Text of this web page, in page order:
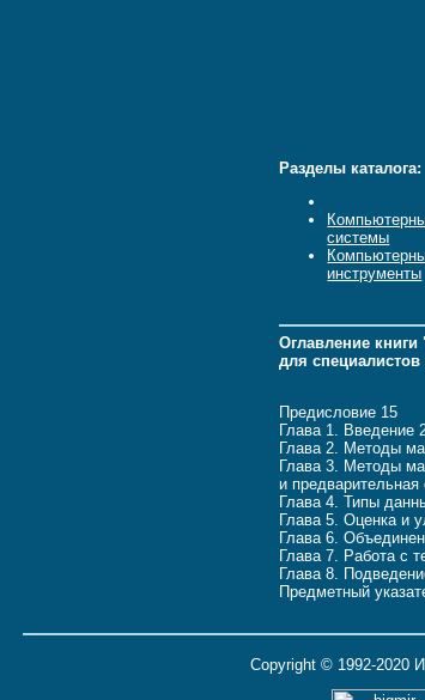
Разделы каталога:
системы
инструменты
Оглавление
для
Предисловие 15
Глава 1. Введение
Глава 2. Методы
Глава 3. Методы
и
Глава 4. Типы
Глава 5. Оценка и
Глава 6.
Глава 7. Работа с
Глава 8.
Предметный
Copyright © 1992-2020